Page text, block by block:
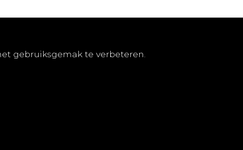
gebruiksgemak te verbeteren.
Abonnementen